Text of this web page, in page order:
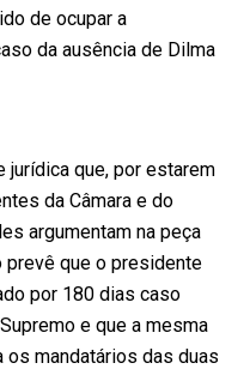
de ocupar a
da ausência de Dilma
jurídica que, por estarem
da Câmara e do
argumentam na peça
prevê que o presidente
por 180 dias caso
e que a mesma
os mandatários das duas